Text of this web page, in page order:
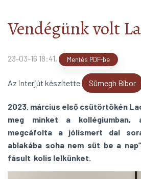
Vendégünk volt
23-03-16 18:41, Mentés PDF-be
Az interjút készítette Sümegh Bíbor
2023. március első csütörtökén
meg minket a kollégiumban,
megcáfolta a jólismert dal
ablakába soha nem süt be a
fásult kolis lelkünket.